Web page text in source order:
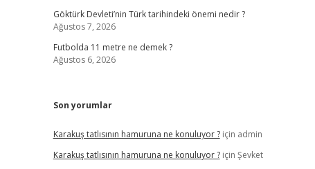
Göktürk Devleti’nin Türk tarihindeki önemi nedir ?
Ağustos 7, 2026
Futbolda 11 metre ne demek ?
Ağustos 6, 2026
Son yorumlar
Karakuş tatlısının hamuruna ne konuluyor ?için admin
Karakuş tatlısının hamuruna ne konuluyor ?için Şevket